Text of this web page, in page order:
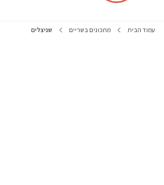
עמוד הבית מתכונים בשריים שניצלים